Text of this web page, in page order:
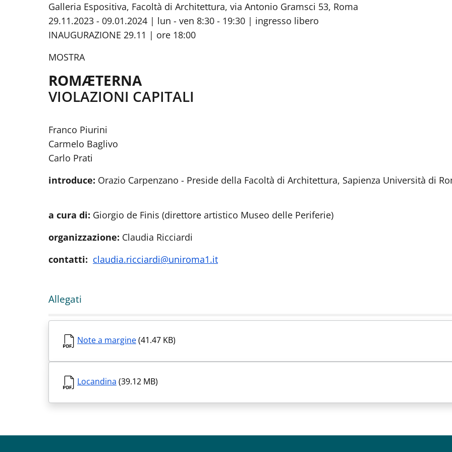
Galleria Espositiva, Facoltà di Architettura, via Antonio Gramsci 53, Roma
29.11.2023 - 09.01.2024 | lun - ven 8:30 - 19:30 | ingresso libero
INAUGURAZIONE 29.11 | ore 18:00
MOSTRA
ROMÆTERNA
VIOLAZIONI CAPITALI
Franco Piurini
Carmelo Baglivo
Carlo Prati
introduce: Orazio Carpenzano - Preside della Facoltà di Architettura, Sapienza Università di
a cura di: Giorgio de Finis (direttore artistico Museo delle Periferie)
organizzazione: Claudia Ricciardi
contatti: claudia.ricciardi@uniroma1.it
Allegati
Note a margine(41.47 KB)
Locandina (39.12 MB)